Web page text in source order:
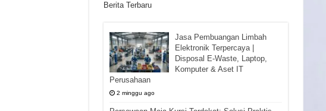
Berita Terbaru
Jasa Pembuangan Limbah
Elektronik Terpercaya |
Disposal E-Waste, Laptop,
Komputer & Aset IT
Perusahaan
2 minggu ago